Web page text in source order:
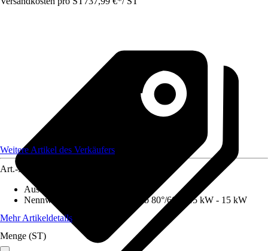
Weitere Artikel des Verkäufers
Art.-Nr.
Ausführung
Nennwärmeleistung (Heizbetrieb 80°/60°)
15 kW - 15 kW
Mehr Artikeldetails
Menge (ST)